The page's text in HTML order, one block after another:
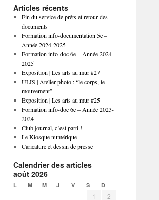
Articles récents
Fin du service de prêts et retour des
documents
Formation info-documentation 5e –
Année 2024-2025
Formation info-doc 6e – Année 2024-
2025
Exposition | Les arts au mur #27
ULIS | Atelier photo : “le corps, le
mouvement”
Exposition | Les arts au mur #25
Formation info-doc 6e – Année 2023-
2024
Club journal, c’est parti !
Le Kiosque numérique
Caricature et dessin de presse
Calendrier des articles
août 2026
L M M J V S D
1
2